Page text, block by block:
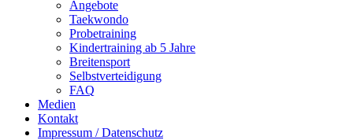
Angebote
Taekwondo
Probetraining
Kindertraining ab 5 Jahre
Breitensport
Selbstverteidigung
FAQ
Medien
Kontakt
Impressum / Datenschutz